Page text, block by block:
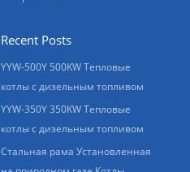
Recent Posts
YYW-500Y 500KW Тепловые
котлы с дизельным топливом
YYW-350Y 350KW Тепловые
котлы с дизельным топливом
Стальная рама Установленная